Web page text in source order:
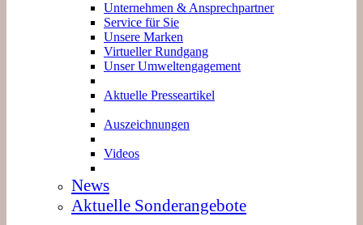
Unternehmen & Ansprechpartner
Service für Sie
Unsere Marken
Virtueller Rundgang
Unser Umweltengagement
Aktuelle Presseartikel
Auszeichnungen
Videos
News
Aktuelle Sonderangebote